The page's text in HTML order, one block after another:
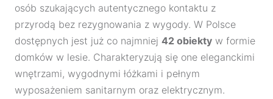
osób szukających autentycznego kontaktu z
przyrodą bez rezygnowania z wygody. W Polsce
dostępnych jest już co najmniej 42 obiekty w formie
domków w lesie. Charakteryzują się one eleganckimi
wnętrzami, wygodnymi łóżkami i pełnym
wyposażeniem sanitarnym oraz elektrycznym.